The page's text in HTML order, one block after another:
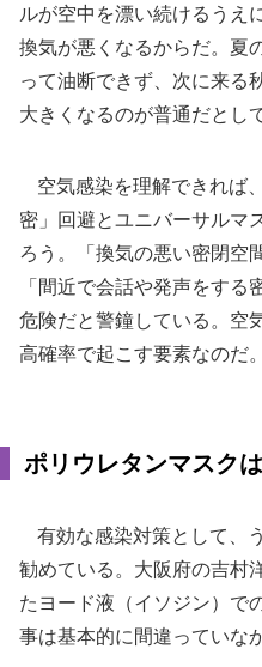
ルが空中を漂い続けるうえ
換気が悪くなるからだ。夏
って油断できず、次に来る
大きくなるのが普通だとし
空気感染を理解できれば
密」回避とユニバーサルマ
ろう。「換気の悪い密閉空
「間近で会話や発声をする
危険だと警鐘している。空
高確率で起こす要素なのだ。
ポリウレタンマスク
有効な感染対策として、
勧めている。大阪府の吉村
たヨード液（イソジン）で
事は基本的に間違っていな